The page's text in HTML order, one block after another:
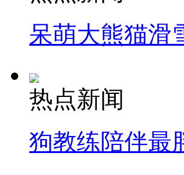
呆萌大熊猫滑
热点新闻
狗教练陪伴最